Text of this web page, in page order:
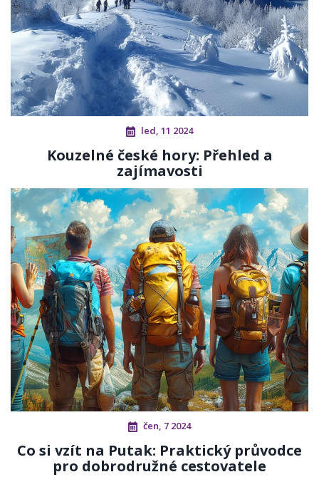
led, 11 2024
Kouzelné české hory: Přehled a
zajímavosti
čen, 7 2024
Co si vzít na Putak: Praktický průvodce
pro dobrodružné cestovatele